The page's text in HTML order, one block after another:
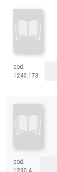
cod.
1240.173
cod.
1230.4